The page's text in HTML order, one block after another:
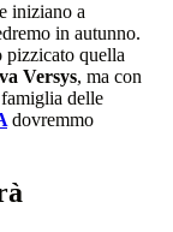
iniziano a
in autunno.
pizzicato quella
Versys, ma con
delle
dovremmo